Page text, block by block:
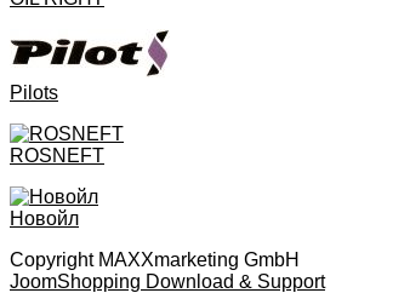
Pilots
ROSNEFT
Новойл
Copyright MAXXmarketing GmbH
JoomShopping Download & Support